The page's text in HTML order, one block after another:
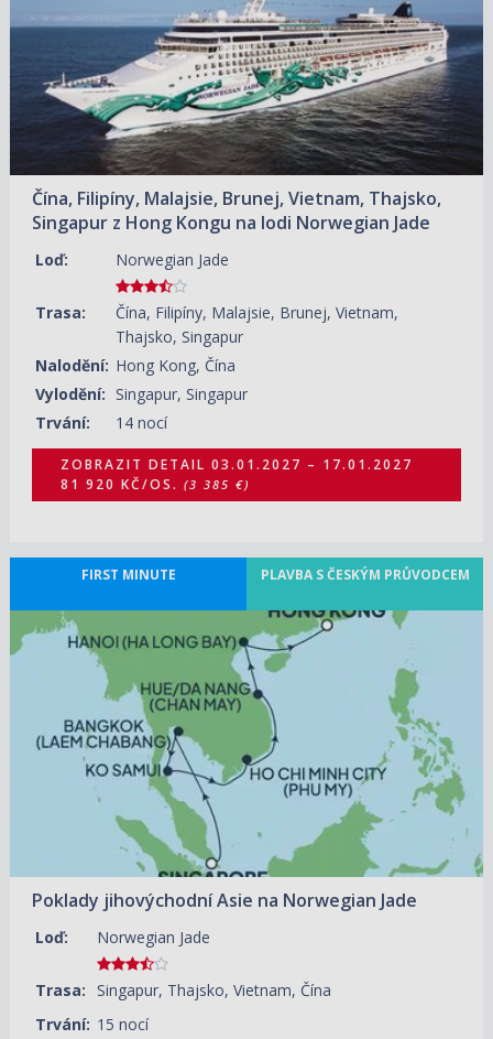
Čína, Filipíny, Malajsie, Brunej, Vietnam, Thajsko,
Singapur z Hong Kongu na lodi Norwegian Jade
Loď: Norwegian Jade
Trasa:
Čína, Filipíny, Malajsie, Brunej, Vietnam,
Thajsko, Singapur
Nalodění: Hong Kong, Čína
Vylodění: Singapur, Singapur
Trvání:
14 nocí
ZOBRAZIT DETAIL 03.01.2027 – 17.01.2027
81 920 KČ/OS. (3 385 €)
FIRST MINUTE PLAVBA S ČESKÝM PRŮVODCEM
Poklady jihovýchodní Asie na Norwegian Jade
Loď: Norwegian Jade
Trasa:
Singapur, Thajsko, Vietnam, Čína
Trvání: 15 nocí
14.01.2027 – 29.01.2027
91 720 KČ/OS.
(3 790 €)